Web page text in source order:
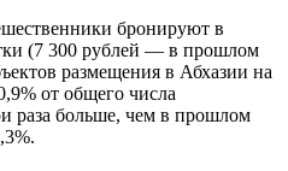
бронируют в
(7 300 рублей ― в прошлом
размещения в Абхазии на
от общего числа
раза больше, чем в прошлом